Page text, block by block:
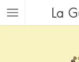
La